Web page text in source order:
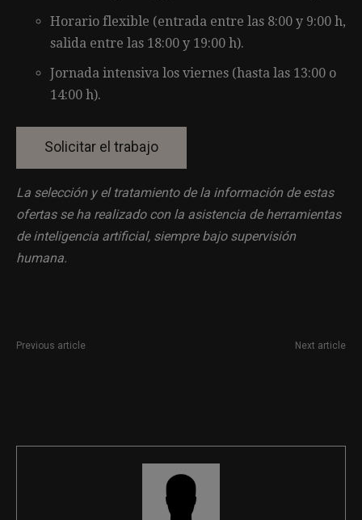
Horario flexible (entrada entre las 8:00 y 9:00 h,
salida entre las 18:00 y 19:00 h).
Jornada intensiva los viernes (hasta las 13:00 o
14:00 h).
La selección y el tratamiento de la información de estas
ofertas se ha realizado con la asistencia de herramientas
de inteligencia artificial, siempre bajo supervisión
humana.
Previous article Next article